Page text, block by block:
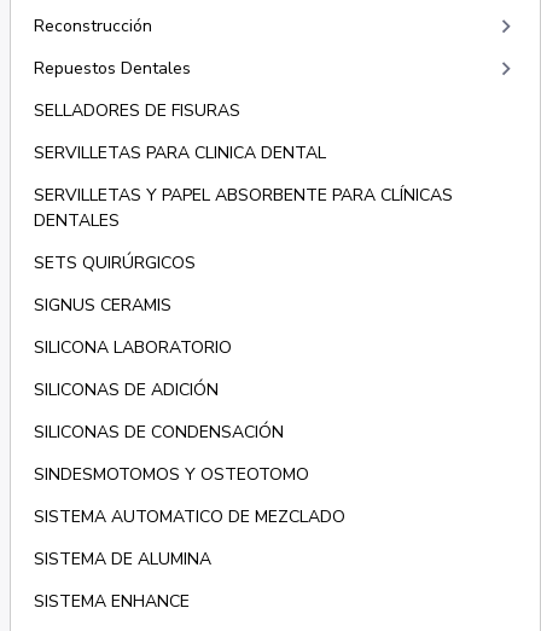
Reconstrucción keyboard_arrow_right
Repuestos Dentales keyboard_arrow_right
SELLADORES DE FISURAS
SERVILLETAS PARA CLINICA DENTAL
SERVILLETAS Y PAPEL ABSORBENTE PARA CLÍNICAS
DENTALES
SETS QUIRÚRGICOS
SIGNUS CERAMIS
SILICONA LABORATORIO
SILICONAS DE ADICIÓN
SILICONAS DE CONDENSACIÓN
SINDESMOTOMOS Y OSTEOTOMO
SISTEMA AUTOMATICO DE MEZCLADO
SISTEMA DE ALUMINA
SISTEMA ENHANCE